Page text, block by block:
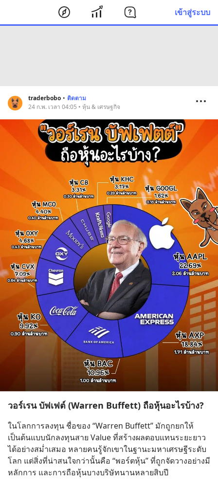
เข้าสู่ระบบ
traderbobo • ติดตาม
24 ก.พ. เวลา 04:05 • หุ้น & เศรษฐกิจ
วอร์เรน บัฟเฟต์ (Warren Buffett) ถือหุ้นอะไรบ้าง?
ในโลกการลงทุน ชื่อของ “Warren Buffett” มักถูกยกให้
เป็นต้นแบบนักลงทุนสาย Value ที่สร้างผลตอบแทนระยะยาว
ได้อย่างสม่ำเสมอ หลายคนรู้จักเขาในฐานะมหาเศรษฐีระดับ
โลก แต่สิ่งที่น่าสนใจกว่านั้นคือ “พอร์ตหุ้น” ที่ถูกจัดวางอย่างมี
หลักการ และการถือหุ้นบางบริษัทนานหลายสิบปี